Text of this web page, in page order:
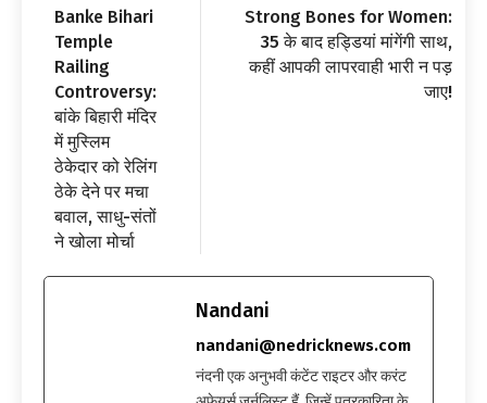
Banke Bihari
Temple
Railing
Controversy:
बांके बिहारी मंदिर
में मुस्लिम
ठेकेदार को रेलिंग
ठेके देने पर मचा
बवाल, साधु-संतों
ने खोला मोर्चा
Strong Bones for Women:
35 के बाद हड्डियां मांगेंगी साथ,
कहीं आपकी लापरवाही भारी न पड़
जाए!
Nandani
nandani@nedricknews.com
नंदनी एक अनुभवी कंटेंट राइटर और करंट